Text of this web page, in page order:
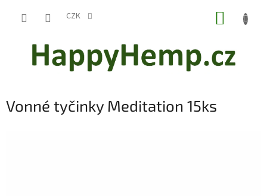
CZK
Vonné tyčinky Meditation 15ks